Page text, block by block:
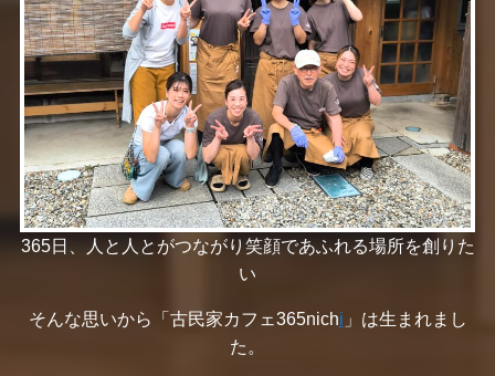
365日、人と人とがつながり笑顔であふれる場所を創りた
い
そんな思いから「古民家カフェ365nichi 」は生まれまし
た。